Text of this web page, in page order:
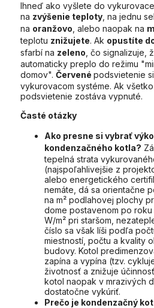
Ihneď ako vyšlete do
na zvýšenie teploty , na jednu
na oranžovo , alebo naopak na
teplotu znižujete. Ak opustíte
sfarbí na zeleno , čo signalizuje,
automaticky preplo do režimu
domov". Červené podsvietenie
vykurovacom systéme. Ak
podsvietenie zostáva vypnuté.
Časté otázky
Ako presne si vybrať
kondenzačného kotla?
tepelná strata
(najspoľahlivejšie z
alebo energetického
nemáte, dá sa orientačne
na m² podlahovej plochy
dome postavenom po roku
W/m² pri staršom,
číslo sa však líši podľa
miestností, počtu a kvality
budovy. Kotol
zapína a vypína (tzv.
životnosť a znižuje
kotol naopak v mrazivých
dostatočne vykúriť.
Prečo je kondenzačný